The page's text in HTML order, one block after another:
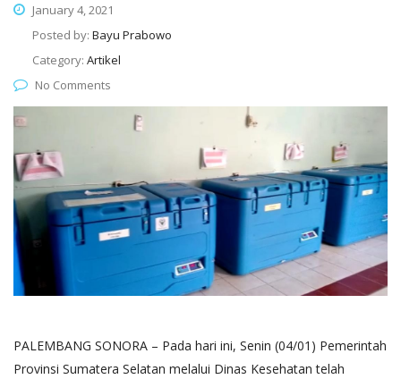
January 4, 2021
Posted by: Bayu Prabowo
Category: Artikel
No Comments
PALEMBANG SONORA – Pada hari ini, Senin (04/01) Pemerintah
Provinsi Sumatera Selatan melalui Dinas Kesehatan telah